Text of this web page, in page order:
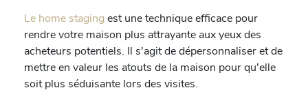
Le home staging est une technique efficace pour
rendre votre maison plus attrayante aux yeux des
acheteurs potentiels. Il s'agit de dépersonnaliser et de
mettre en valeur les atouts de la maison pour qu'elle
soit plus séduisante lors des visites.